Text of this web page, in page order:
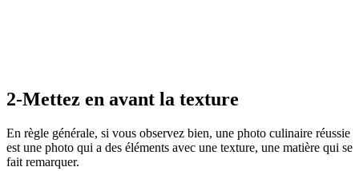
2-Mettez en avant la texture
En règle générale, si vous observez bien, une photo culinaire réussie
est une photo qui a des éléments avec une texture, une matière qui se
fait remarquer.